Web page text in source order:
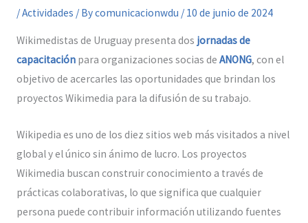
/Actividades / Bycomunicacionwdu / 10 de junio de 2024
Wikimedistas de Uruguay presenta dos jornadas de
capacitaciónpara organizaciones socias de ANONG, con el
objetivo de acercarles las oportunidades que brindan los
proyectos Wikimedia para la difusión de su trabajo.
Wikipedia es uno de los diez sitios web más visitados a nivel
global y el único sin ánimo de lucro. Los proyectos
Wikimedia buscan construir conocimiento a través de
prácticas colaborativas, lo que significa que cualquier
persona puede contribuir información utilizando fuentes